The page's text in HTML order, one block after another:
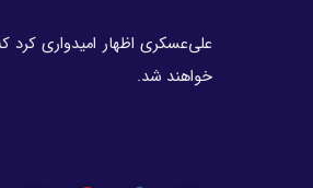
علی‌عسکری اظهار امیدواری کرد
خواهند شد.